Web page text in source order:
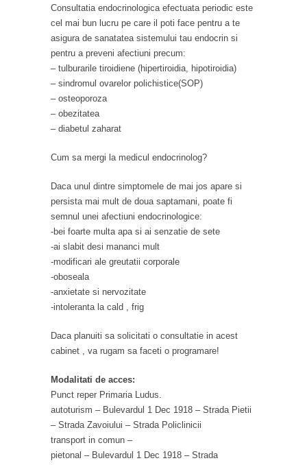
Consultatia endocrinologica efectuata periodic este
cel mai bun lucru pe care il poti face pentru a te
asigura de sanatatea sistemului tau endocrin si
pentru a preveni afectiuni precum:
– tulburarile tiroidiene (hipertiroidia, hipotiroidia)
– sindromul ovarelor polichistice(SOP)
– osteoporoza
– obezitatea
– diabetul zaharat
Cum sa mergi la medicul endocrinolog?
Daca unul dintre simptomele de mai jos apare si
persista mai mult de doua saptamani, poate fi
semnul unei afectiuni endocrinologice:
-bei foarte multa apa si ai senzatie de sete
-ai slabit desi mananci mult
-modificari ale greutatii corporale
-oboseala
-anxietate si nervozitate
-intoleranta la cald , frig
Daca planuiti sa solicitati o consultatie in acest
cabinet , va rugam sa faceti o programare!
Modalitati de acces:
Punct reper Primaria Ludus.
autoturism – Bulevardul 1 Dec 1918 – Strada Pietii
– Strada Zavoiului – Strada Policlinicii
transport in comun –
pietonal – Bulevardul 1 Dec 1918 – Strada